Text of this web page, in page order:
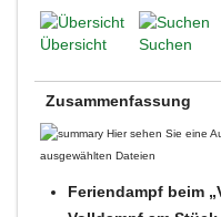
Übersicht
Suchen
Zusammenfassung
Hier sehen Sie eine
ausgewählten Dateien
Feriendampf beim